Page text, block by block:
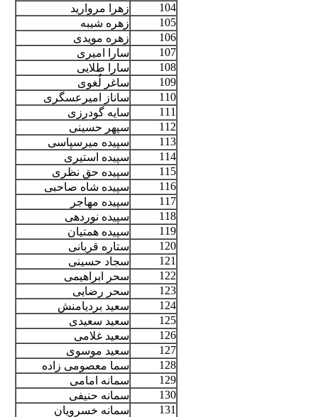
104
زهرا مروارید
105
زهره شیبه
106
زهره مویدی
107
سارا امیری
108
سارا طلایی
109
ساغر لُغوی
110
ساناز امیرعسگری
111
سایه گودرزی
112
سپهر حسینی
113
سپیده میرسپاسی
114
سپیده استیری
115
سپیده حق نظری
116
سپیده شاه صاحبی
117
سپیده مهاجر
118
سپیده نوردهی
119
سپیده همتیان
120
ستاره قربانی
121
سجاد حسینی
122
سحر ابراهیمی
123
سحر رضایی
124
سعید بردیامنش
125
سعید سعیدی
126
سعید غلامی
127
سعید موسوی
128
سما معصومی زاده
129
سمانه امامی
130
سمانه حنیفی
131
سمانه خسرویان